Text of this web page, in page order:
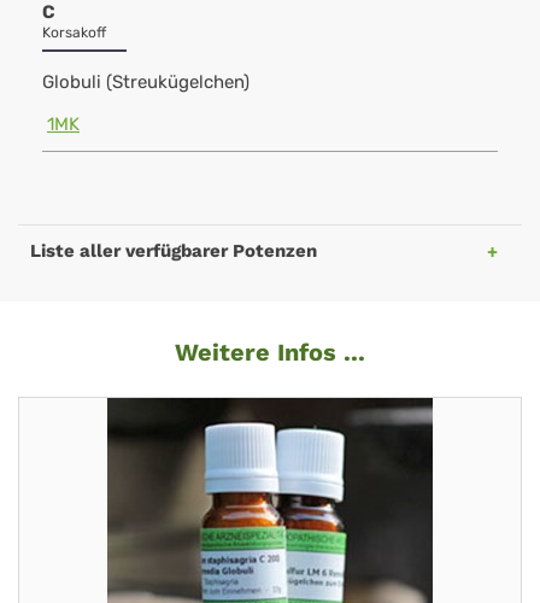
C
Korsakoff
Globuli (Streukügelchen)
1MK
Liste aller verfügbarer Potenzen
Weitere Infos ...